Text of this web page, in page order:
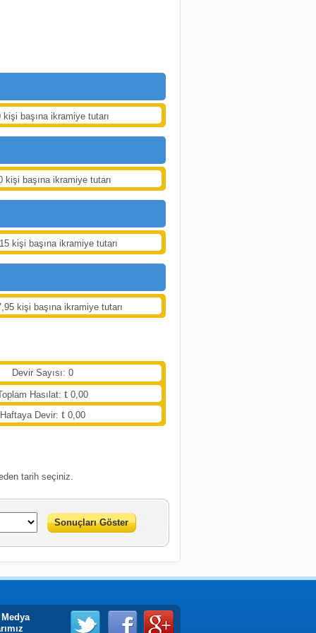
kişi başına ikramiye tutarı
kişi başına ikramiye tutarı
kişi başına ikramiye tutarı
kişi başına ikramiye tutarı
Devir Sayısı: 0
Hasılat:
0,00
Haftaya Devir:
0,00
tarih seçiniz.
Sonuçları Göster